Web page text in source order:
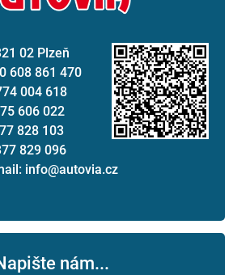
02 Plzeň
608 861 470
004 618
606 022
828 103
829 096
info@autovia.cz
nám...